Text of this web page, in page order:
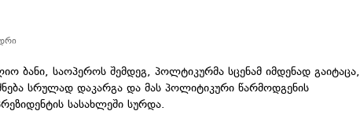
ბანი, საოპეროს შემდეგ, პოლტიკურმა სცენამ იმდენად გაიტაცა,
სრულად დაკარგა და მას პოლიტიკური წარმოდგენის
სასახლეში სურდა.